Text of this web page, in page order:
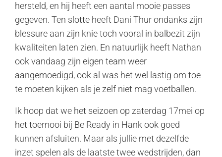
hersteld, en hij heeft een aantal mooie passes
gegeven. Ten slotte heeft Dani Thur ondanks zijn
blessure aan zijn knie toch vooral in balbezit zijn
kwaliteiten laten zien. En natuurlijk heeft Nathan
ook vandaag zijn eigen team weer
aangemoedigd, ook al was het wel lastig om toe
te moeten kijken als je zelf niet mag voetballen.
Ik hoop dat we het seizoen op zaterdag 17mei op
het toernooi bij Be Ready in Hank ook goed
kunnen afsluiten. Maar als jullie met dezelfde
inzet spelen als de laatste twee wedstrijden, dan